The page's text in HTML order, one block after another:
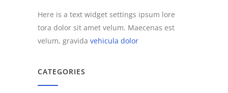
Here is a text widget settings ipsum lore
tora dolor sit amet velum. Maecenas est
velum, gravida vehicula dolor
CATEGORIES